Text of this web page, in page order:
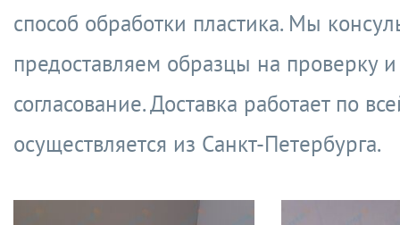
способ обработки пластика. Мы
предоставляем образцы на проверку и
согласование. Доставка работает по
осуществляется из Санкт-Петербурга.